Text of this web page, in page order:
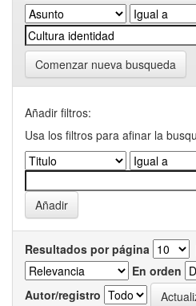
Comenzar nueva busqueda
Añadir filtros:
Usa los filtros para afinar la
Resultados por página
En orden
Autor/registro